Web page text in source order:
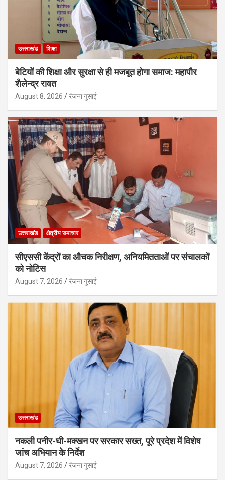
उत्तराखंड शिक्षा
बेटियों की शिक्षा और सुरक्षा से ही मजबूत होगा समाज: महापौर
शैलेन्द्र रावत
August 8, 2026 रंजना गुसाई
उत्तराखंड क्षेत्रीय समाचार
सीएससी केंद्रों का औचक निरीक्षण, अनियमितताओं पर संचालकों
को नोटिस
August 7, 2026 रंजना गुसाई
उत्तराखंड
नकली पनीर-घी-मक्खन पर सरकार सख्त, पूरे प्रदेश में विशेष
जांच अभियान के निर्देश
August 7, 2026 रंजना गुसाई